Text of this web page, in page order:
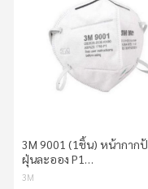
3M 9001 (1ชิ้น) หน้ากาก
ฝุ่นละออง P1…
3M